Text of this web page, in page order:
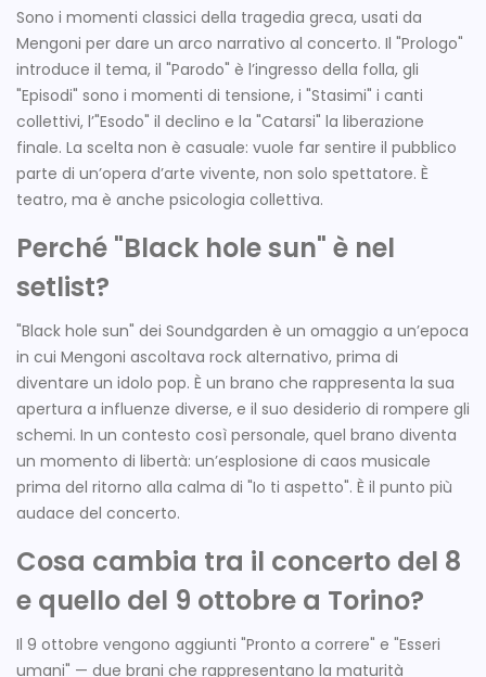
Sono i momenti classici della tragedia greca, usati da
Mengoni per dare un arco narrativo al concerto. Il "Prologo"
introduce il tema, il "Parodo" è l’ingresso della folla, gli
"Episodi" sono i momenti di tensione, i "Stasimi" i canti
collettivi, l’"Esodo" il declino e la "Catarsi" la liberazione
finale. La scelta non è casuale: vuole far sentire il pubblico
parte di un’opera d’arte vivente, non solo spettatore. È
teatro, ma è anche psicologia collettiva.
Perché "Black hole sun" è nel
setlist?
"Black hole sun" dei Soundgarden è un omaggio a un’epoca
in cui Mengoni ascoltava rock alternativo, prima di
diventare un idolo pop. È un brano che rappresenta la sua
apertura a influenze diverse, e il suo desiderio di rompere gli
schemi. In un contesto così personale, quel brano diventa
un momento di libertà: un’esplosione di caos musicale
prima del ritorno alla calma di "Io ti aspetto". È il punto più
audace del concerto.
Cosa cambia tra il concerto del 8
e quello del 9 ottobre a Torino?
Il 9 ottobre vengono aggiunti "Pronto a correre" e "Esseri
umani" — due brani che rappresentano la maturità